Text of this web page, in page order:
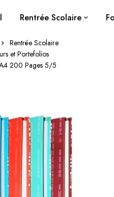
Rentrée Scolaire
Rentrée Scolaire
et Portefolios
200 Pages 5/5